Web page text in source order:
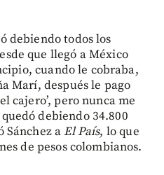
debiendo todos los
que llegó a México
cuando le cobraba,
Marí, después le pago
cajero’, pero nunca me
debiendo 34.800
Sánchez aEl País, lo que
de pesos colombianos.